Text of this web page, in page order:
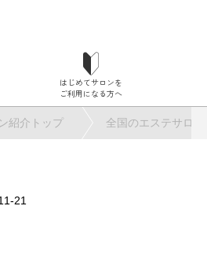
はじめてサロンを
ご利用になる方へ
紹介トップ
全国のエステサロ
21